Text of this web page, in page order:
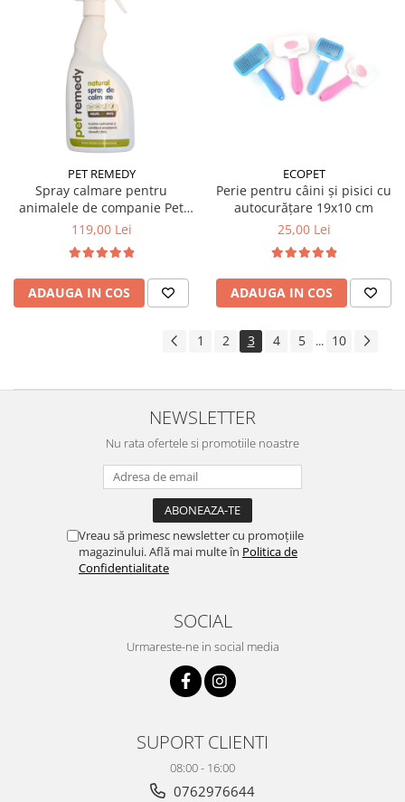
PET REMEDY
Spray calmare pentru
animalele de companie Pet
Remedy 400 ml
119,00 Lei
ADAUGA IN COS
ECOPET
Perie pentru câini și pisici cu
autocurățare 19x10 cm
25,00 Lei
ADAUGA IN COS
1 2 3 4 5 ... 10
NEWSLETTER
Nu rata ofertele si promotiile noastre
Vreau să primesc newsletter cu promoțiile
magazinului. Află mai multe în Politica de
Confidentialitate
SOCIAL
Urmareste-ne in social media
SUPORT CLIENTI
08:00 - 16:00
0762976644